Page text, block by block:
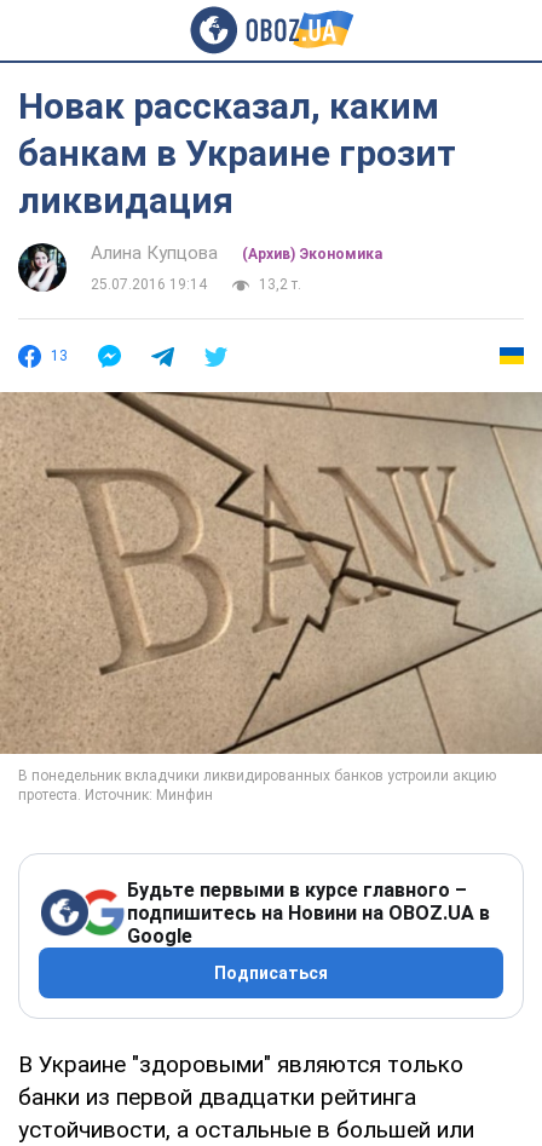
Новак рассказал, каким
банкам в Украине грозит
ликвидация
Алина Купцова
(Архив) Экономика
25.07.2016 19:14
13,2 т.
13
Будьте первыми в курсе главного –
подпишитесь на Новини на OBOZ.UA в
Google
Подписаться
В Украине "здоровыми" являются только
банки из первой двадцатки рейтинга
устойчивости, а остальные в большей или